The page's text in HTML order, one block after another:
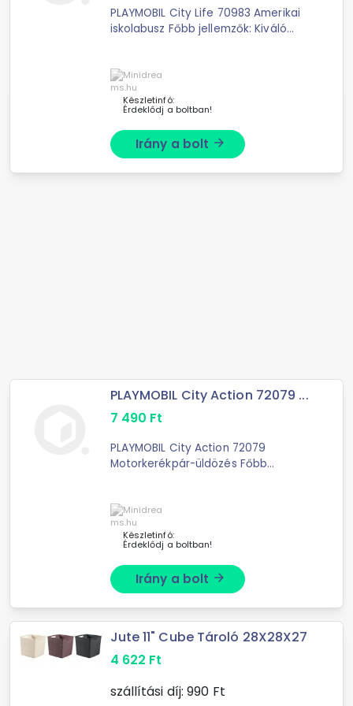
PLAYMOBIL City Life 70983 Amerikai
iskolabusz Főbb jellemzők: Kiváló
készletek valósághű modelleket ...
Készletinfó:
Érdeklődj a boltban!
Irány a bolt arrow_forward
PLAYMOBIL City Action 72079 ...
7 490 Ft
PLAYMOBIL City Action 72079
Motorkerékpár-üldözés Főbb
A PLAYMOBIL City Action készletek
valósághű ...
Készletinfó:
Érdeklődj a boltban!
Irány a bolt arrow_forward
Jute 11" Cube Tároló 28X28X27
4 622 Ft
szállítási díj: 990 Ft